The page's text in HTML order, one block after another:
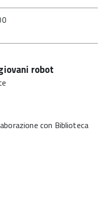
robot
con Biblioteca